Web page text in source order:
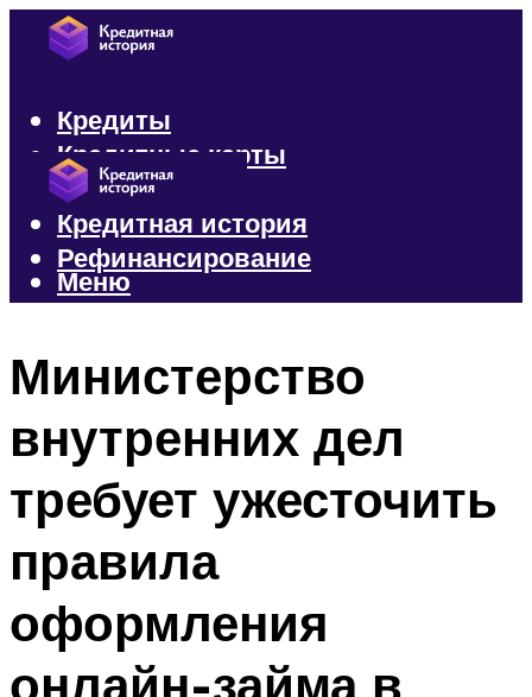
Кредиты
Кредитные карты
Микрозаймы
Кредитная история
Рефинансирование
Меню
Министерство
внутренних дел
требует ужесточить
правила
оформления
онлайн-займа в